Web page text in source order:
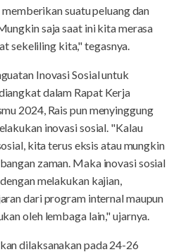
suatu peluang dan
saja saat ini kita merasa
sekeliling kita," tegasnya.
Inovasi Sosial untuk
dalam Rapat Kerja
2024, Rais pun menyinggung
inovasi sosial. "Kalau
kita terus eksis atau mungkin
zaman. Maka inovasi sosial
melakukan kajian,
dari program internal maupun
oleh lembaga lain," ujarnya.
dilaksanakan pada 24-26